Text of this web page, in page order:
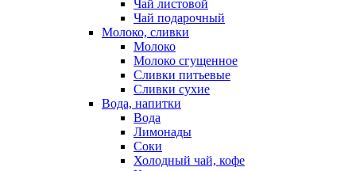
Чай листовой
Чай подарочный
Молоко, сливки
Молоко
Молоко сгущенное
Сливки питьевые
Сливки сухие
Вода, напитки
Вода
Лимонады
Соки
Холодный чай, кофе